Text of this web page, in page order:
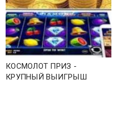
КОСМОЛОТ ПРИЗ -
КРУПНЫЙ ВЫИГРЫШ